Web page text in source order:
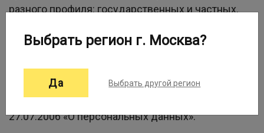
разного профиля: государственных и частных,
обеспечивающих функционирование критически
Кратко опишем их требования, и начнем с
требований Федерального закона № 152-ФЗ от
27.07.2006 «О персональных данных».
Выбрать регион г. Москва?
Да Выбрать другой регион